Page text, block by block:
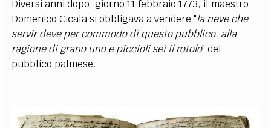
Diversi anni dopo, giorno 11 febbraio 1773, il maestro
Domenico Cicala si obbligava a vendere "la neve che
servir deve per commodo di questo pubblico, alla
ragione di grano uno e piccioli sei il rotolo" del
pubblico palmese.